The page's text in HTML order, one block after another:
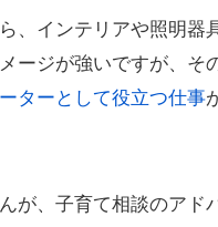
、インテリアや照明器
ージが強いですが、そ
ターとして役立つ仕事
が、子育て相談のアド